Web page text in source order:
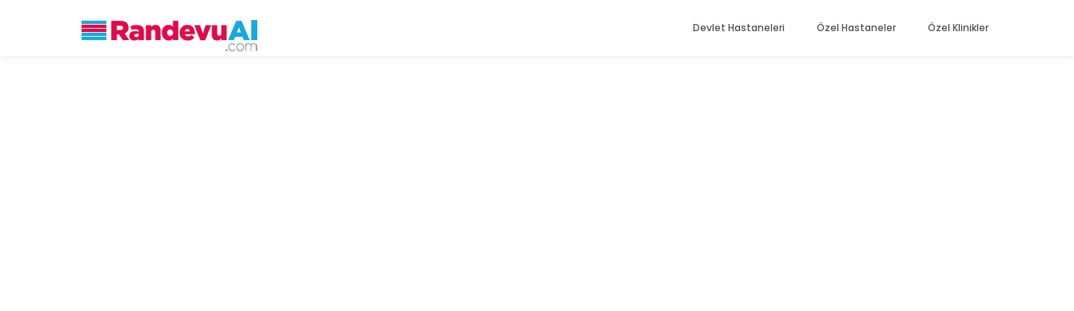
Devlet Hastaneleri Özel Hastaneler Özel Klinikler